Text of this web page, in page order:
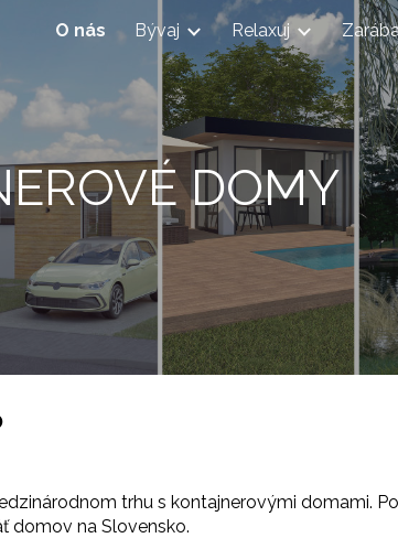
Skip to navigation
O nás Bývaj Relaxuj
DOMY
trhu s kontajnerovými domami.
domov na Slovensko.